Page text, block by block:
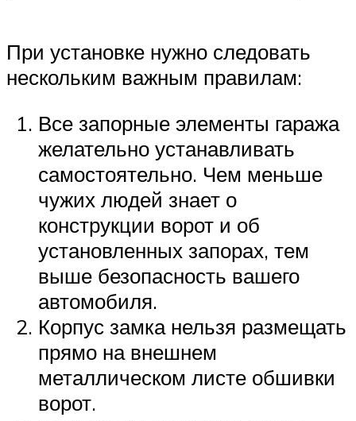
При установке нужно следовать
нескольким важным правилам:
Все запорные элементы гаража
желательно устанавливать
самостоятельно. Чем меньше
чужих людей знает о
конструкции ворот и об
установленных запорах, тем
выше безопасность вашего
автомобиля.
Корпус замка нельзя размещать
прямо на внешнем
металлическом листе обшивки
ворот.